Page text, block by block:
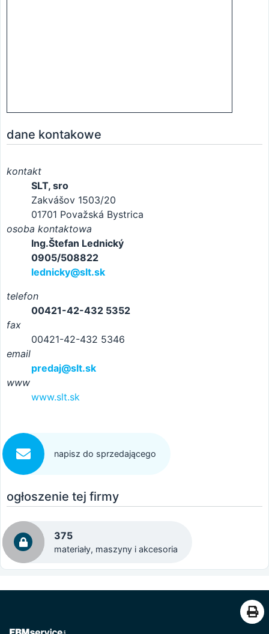
dane kontakowe
kontakt
SLT, sro
Zakvášov 1503/20
01701 Považská Bystrica
osoba kontaktowa
Ing.Štefan Lednický
0905/508822
lednicky@slt.sk
telefon
00421-42-432 5352
fax
00421-42-432 5346
email
predaj@slt.sk
www
www.slt.sk
napisz do sprzedającego
ogłoszenie tej firmy
375
materiały, maszyny i akcesoria